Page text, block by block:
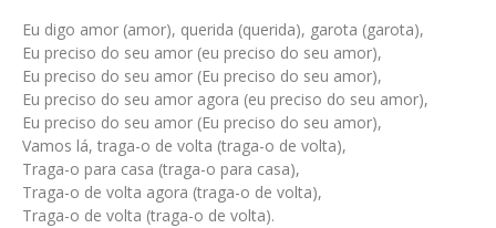
Eu digo amor (amor), querida (querida), garota (garota),
Eu preciso do seu amor (eu preciso do seu amor),
Eu preciso do seu amor (Eu preciso do seu amor),
Eu preciso do seu amor agora (eu preciso do seu amor),
Eu preciso do seu amor (Eu preciso do seu amor),
Vamos lá, traga-o de volta (traga-o de volta),
Traga-o para casa (traga-o para casa),
Traga-o de volta agora (traga-o de volta),
Traga-o de volta (traga-o de volta).